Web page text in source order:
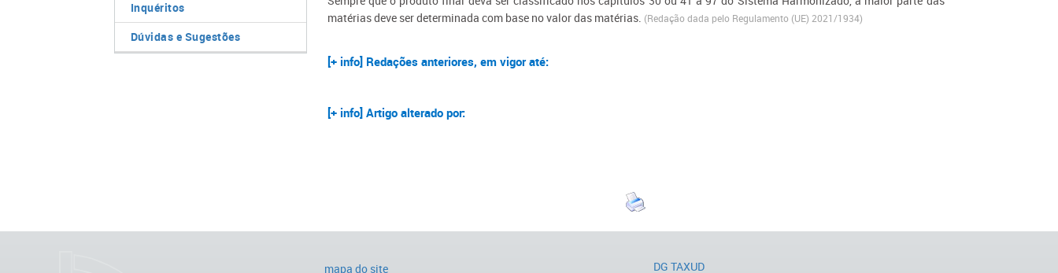
Inquéritos
Dúvidas e Sugestões
matérias deve ser determinada com base no valor das matérias. (Redação dada pelo Regulamento (UE) 2021/1934)​
[+ info] Redações anteriores, em vigor até:​​​
[+ info] Artigo alterado por:
mapa do site DG TAXUD